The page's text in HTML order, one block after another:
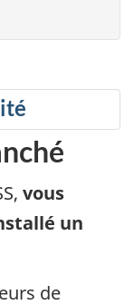
vous
un
de